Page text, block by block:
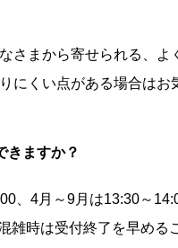
さまから寄せられる、よ
にくい点がある場合はお
きますか？
、4月～9月は13:30～
時は受付終了を早める